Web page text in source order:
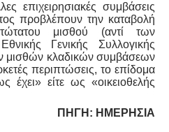
επιχειρησιακές συμβάσεις
προβλέπουν την καταβολή
μισθού (αντί των
Γενικής Συλλογικής
μισθών κλαδικών συμβάσεων
περιπτώσεις, το επίδομα
έχει» είτε ως «οικειοθελής
ΠΗΓΗ: ΗΜΕΡΗΣΙΑ